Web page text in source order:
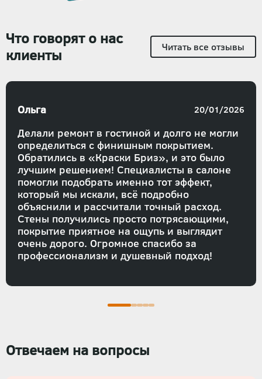
Что говорят о нас
клиенты
Читать все отзывы
Делали ремонт в гостиной и долго не могли
определиться с финишным покрытием.
Обратились в «Краски Бриз», и это было
лучшим решением! Специалисты в салоне
помогли подобрать именно тот эффект,
который мы искали, всё подробно
объяснили и рассчитали точный расход.
Стены получились просто потрясающими,
покрытие приятное на ощупь и выглядит
очень дорого. Огромное спасибо за
профессионализм и душевный подход!
Ольга 20/01/2026
Отвечаем на вопросы